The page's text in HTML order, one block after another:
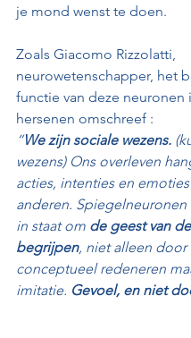
je mond wenst te doen.
Zoals Giacomo Rizzolatti,
neurowetenschapper, het
functie van deze neuronen
hersenen omschreef :
“We zijn sociale wezens.
wezens) Ons overleven
acties, intenties en emoties
anderen.
in staat om de geest van
begrijpen, niet alleen door
conceptueel redeneren
imitatie. Gevoel, en niet